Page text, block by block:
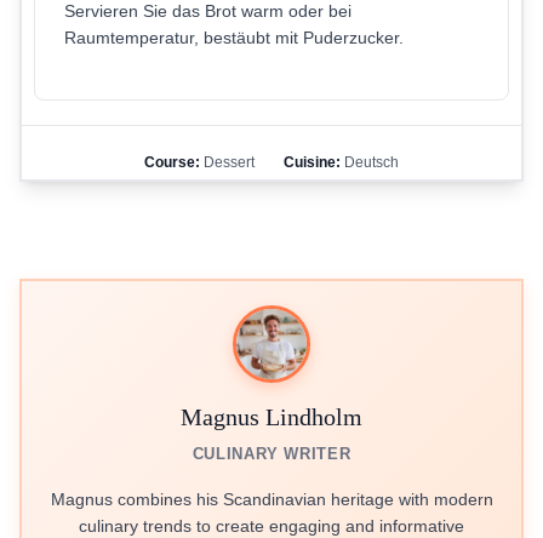
Servieren Sie das Brot warm oder bei
Raumtemperatur, bestäubt mit Puderzucker.
Course: Dessert Cuisine: Deutsch
Magnus Lindholm
CULINARY WRITER
Magnus combines his Scandinavian heritage with modern
culinary trends to create engaging and informative